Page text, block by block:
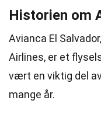
Historien om
Avianca El
Airlines, er et
vært en viktig del
mange år.